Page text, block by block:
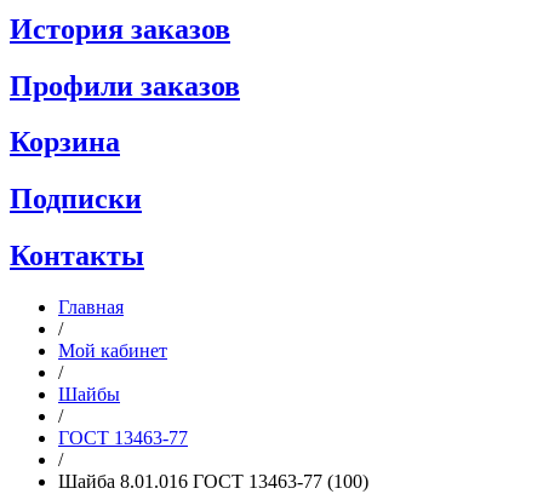
История заказов
Профили заказов
Корзина
Подписки
Контакты
Главная
/
Мой кабинет
/
Шайбы
/
ГОСТ 13463-77
/
Шайба 8.01.016 ГОСТ 13463-77 (100)